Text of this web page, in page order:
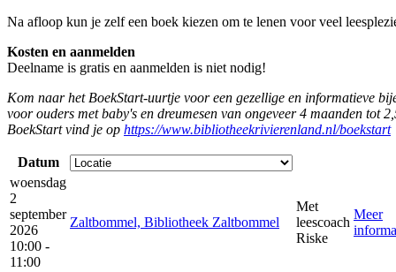
Na afloop kun je zelf een boek kiezen om te lenen voor veel
Kosten en aanmelden
Deelname is gratis en aanmelden is niet nodig!
Kom naar het BoekStart-uurtje voor een gezellige en informatieve
voor ouders met baby's en dreumesen van ongeveer 4 maanden tot
BoekStart vind je op https://www.bibliotheekrivierenland.nl/boekstart
Datum
woensdag
2
september
2026
10:00 -
11:00
Zaltbommel, Bibliotheek Zaltbommel
Met
leescoach
Riske
Meer